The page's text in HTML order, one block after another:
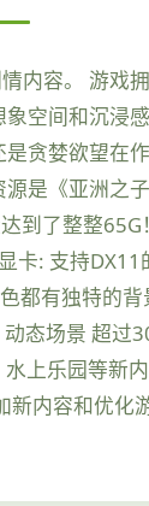
内容。 游戏
空间和沉浸
贪婪欲望在
是《亚洲之
到了整整
卡: 支持
都有独特的
态场景 超
上乐园等新
内容和优化